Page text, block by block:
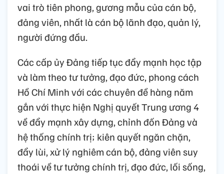
vai trò tiên phong, gương mẫu của cán bộ,
đảng viên, nhất là cán bộ lãnh đạo, quản lý,
người đứng đầu.
Các cấp ủy Đảng tiếp tục đẩy mạnh học tập
và làm theo tư tưởng, đạo đức, phong cách
Hồ Chí Minh với các chuyên đề hàng năm
gắn với thực hiện Nghị quyết Trung ương 4
về đẩy mạnh xây dựng, chỉnh đốn Đảng và
hệ thống chính trị; kiên quyết ngăn chặn,
đẩy lùi, xử lý nghiêm cán bộ, đảng viên suy
thoái về tư tưởng chính trị, đạo đức, lối sống,